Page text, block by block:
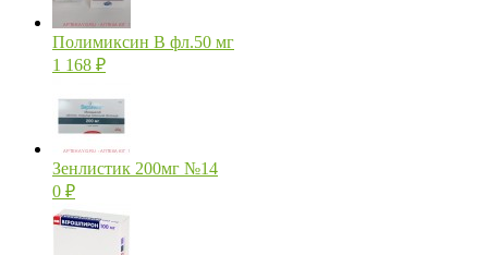
Полимиксин В фл.50 мг
1 168 ₽
Зенлистик 200мг №14
0 ₽